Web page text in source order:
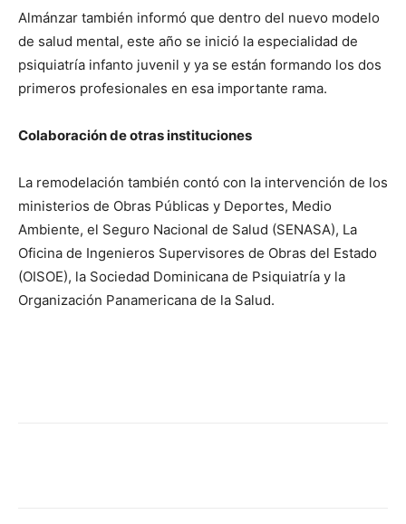
Almánzar también informó que dentro del nuevo modelo
de salud mental, este año se inició la especialidad de
psiquiatría infanto juvenil y ya se están formando los dos
primeros profesionales en esa importante rama.
Colaboración de otras instituciones
La remodelación también contó con la intervención de los
ministerios de Obras Públicas y Deportes, Medio
Ambiente, el Seguro Nacional de Salud (SENASA), La
Oficina de Ingenieros Supervisores de Obras del Estado
(OISOE), la Sociedad Dominicana de Psiquiatría y la
Organización Panamericana de la Salud.